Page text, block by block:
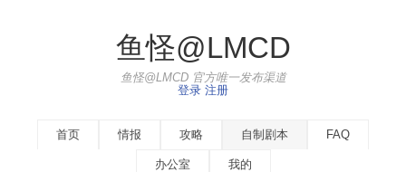
鱼怪@LMCD
鱼怪@LMCD 官方唯一发布渠道
登录 注册
首页 情报 攻略 自制剧本 FAQ
办公室 我的